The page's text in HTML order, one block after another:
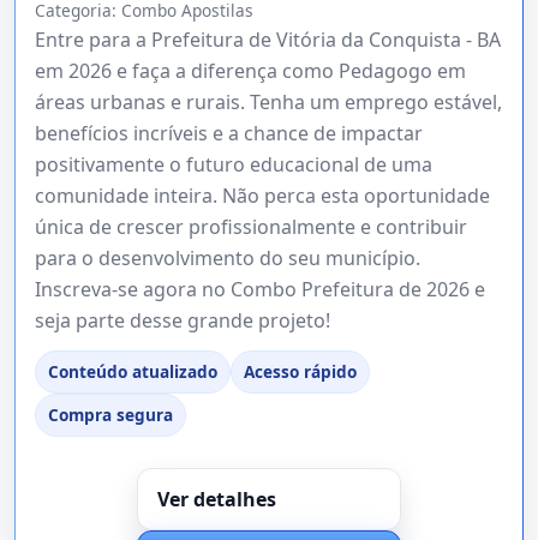
Categoria: Combo Apostilas
Entre para a Prefeitura de Vitória da Conquista - BA
em 2026 e faça a diferença como Pedagogo em
áreas urbanas e rurais. Tenha um emprego estável,
benefícios incríveis e a chance de impactar
positivamente o futuro educacional de uma
comunidade inteira. Não perca esta oportunidade
única de crescer profissionalmente e contribuir
para o desenvolvimento do seu município.
Inscreva-se agora no Combo Prefeitura de 2026 e
seja parte desse grande projeto!
Conteúdo atualizado
Acesso rápido
Compra segura
Ver detalhes